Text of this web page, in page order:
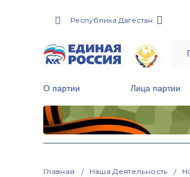
Республика Дагестан
О партии Лица партии
Главная Наша Деятельность